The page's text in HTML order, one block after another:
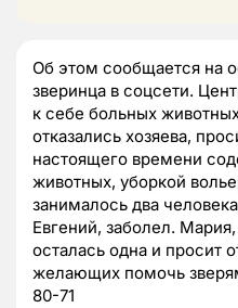
Об этом сообщается на
зверинца в соцсети.
к себе больных
отказались хозяева,
настоящего времени
животных, уборкой
занималось два
Евгений, заболел.
осталась одна и просит
желающих помочь
80-71